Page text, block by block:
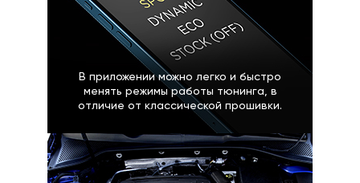
В приложении можно легко и быстро
менять режимы работы тюнинга, в
отличие от классической прошивки.